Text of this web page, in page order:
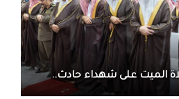
الميت على شهداء حادث..